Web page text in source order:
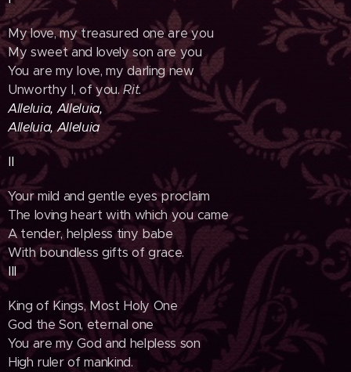
My love, my treasured one are you
My sweet and lovely son are you
You are my love, my darling new
Unworthy I, of you.Rit.
Alleluia, Alleluia,
Alleluia, Alleluia
II
Your mild and gentle eyes proclaim
The loving heart with which you came
A tender, helpless tiny babe
With boundless gifts of grace.
III
King of Kings, Most Holy One
God the Son, eternal one
You are my God and helpless son
High ruler of mankind.